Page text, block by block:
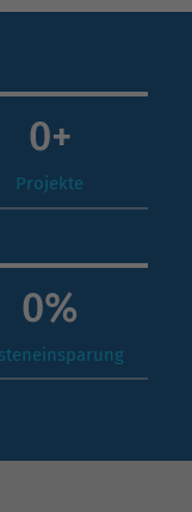
0+
Projekte
0%